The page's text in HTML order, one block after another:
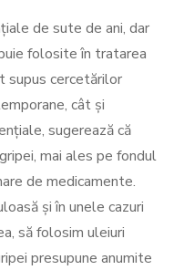
de sute de ani, dar
folosite în tratarea
supus cercetărilor
cât și
sugerează că
mai ales pe fondul
de medicamente.
și în unele cazuri
să folosim uleiuri
presupune anumite